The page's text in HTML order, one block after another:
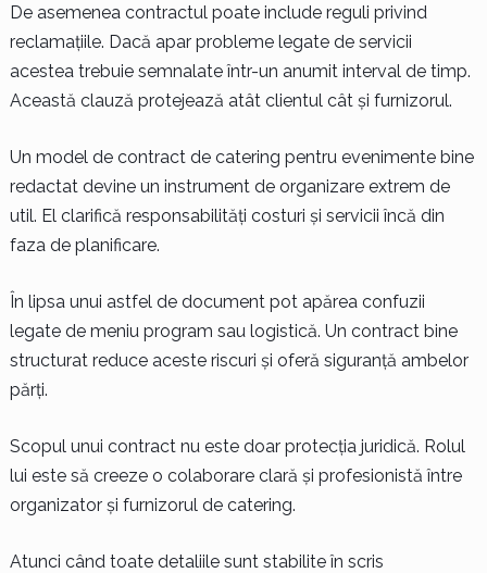
De asemenea contractul poate include reguli privind
reclamațiile. Dacă apar probleme legate de servicii
acestea trebuie semnalate într-un anumit interval de timp.
Această clauză protejează atât clientul cât și furnizorul.
Un model de contract de catering pentru evenimente bine
redactat devine un instrument de organizare extrem de
util. El clarifică responsabilități costuri și servicii încă din
faza de planificare.
În lipsa unui astfel de document pot apărea confuzii
legate de meniu program sau logistică. Un contract bine
structurat reduce aceste riscuri și oferă siguranță ambelor
părți.
Scopul unui contract nu este doar protecția juridică. Rolul
lui este să creeze o colaborare clară și profesionistă între
organizator și furnizorul de catering.
Atunci când toate detaliile sunt stabilite în scris